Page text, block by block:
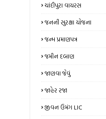
ચાંદીપુરા વાયરસ
જનની સુરક્ષા યોજના
જન્મ પ્રમાણપત્ર
જમીન દબાણ
જાણવા જેવું
જાહેર રજા
જીવન ઉમંગ LIC